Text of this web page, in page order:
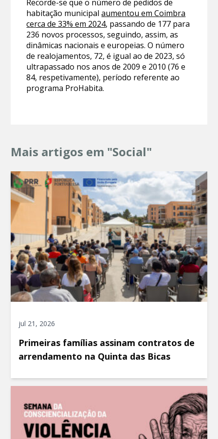
Recorde-se que o número de pedidos de
habitação municipalaumentou em Coimbra
cerca de 33% em 2024, passando de 177 para
236 novos processos, seguindo, assim, as
dinâmicas nacionais e europeias. O número
de realojamentos, 72, é igual ao de 2023, só
ultrapassado nos anos de 2009 e 2010 (76 e
84, respetivamente), período referente ao
programa ProHabita.
Mais artigos em "Social"
jul 21, 2026
Primeiras famílias assinam contratos de
arrendamento na Quinta das Bicas